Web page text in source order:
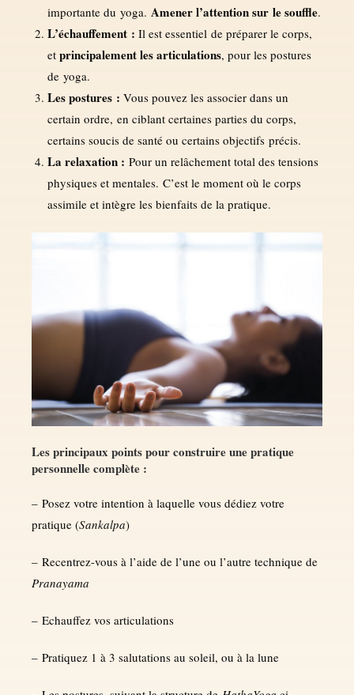
importante du yoga. Amener l’attention sur le souffle.
L’échauffement : Il est essentiel de préparer le corps,
et principalement les articulations, pour les postures
de yoga.
Les postures : Vous pouvez les associer dans un
certain ordre, en ciblant certaines parties du corps,
certains soucis de santé ou certains objectifs précis.
La relaxation : Pour un relâchement total des tensions
physiques et mentales. C’est le moment où le corps
assimile et intègre les bienfaits de la pratique.
Les principaux points pour construire une pratique
personnelle complète :
– Posez votre intention à laquelle vous dédiez votre
pratique (Sankalpa)
– Recentrez-vous à l’aide de l’une ou l’autre technique de
Pranayama
– Echauffez vos articulations
– Pratiquez 1 à 3 salutations au soleil, ou à la lune